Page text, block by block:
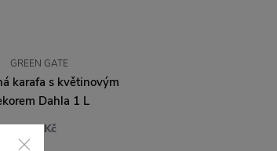
GREEN GATE
karafa s květinovým
Dahla 1 L
585 Kč